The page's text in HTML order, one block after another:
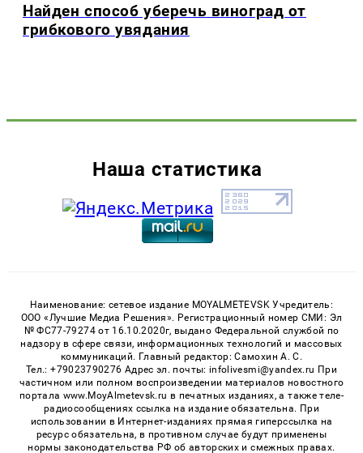
Найден способ уберечь виноград от
грибкового увядания
Наша статистика
Наименование: сетевое издание MOYALMETEVSK Учредитель:
ООО «Лучшие Медиа Решения». Регистрационный номер СМИ: Эл
№ ФС77-79274 от 16.10.2020г, выдано Федеральной службой по
надзору в сфере связи, информационных технологий и массовых
коммуникаций. Главный редактор: Самохин А. С.
Тел.: +79023790276 Адрес эл. почты: infolivesmi@yandex.ru При
частичном или полном воспроизведении материалов новостного
портала www.MoyAlmetevsk.ru в печатных изданиях, а также теле-
радиосообщениях ссылка на издание обязательна. При
использовании в Интернет-изданиях прямая гиперссылка на
ресурс обязательна, в противном случае будут применены
нормы законодательства РФ об авторских и смежных правах.